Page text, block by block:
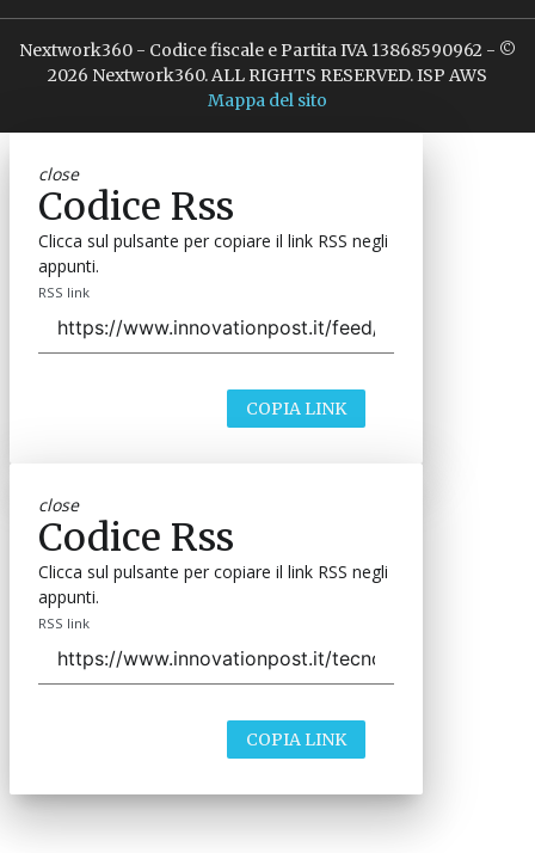
Nextwork360 - Codice fiscale e Partita IVA 13868590962 - ©
2026 Nextwork360. ALL RIGHTS RESERVED. ISP AWS
Mappa del sito
close
Codice Rss
Clicca sul pulsante per copiare il link RSS negli
appunti.
RSS link
COPIA LINK
close
Codice Rss
Clicca sul pulsante per copiare il link RSS negli
appunti.
RSS link
COPIA LINK